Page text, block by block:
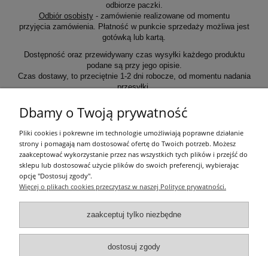
odbiorze paczki.
Odbiór osobisty- zamówienie realizowane od momentu
przyjęcia zamówienia. Płatność w punkcie sprzedaży możliwa jest
gotówką lub kartą.
Dostępność oraz przewidywany czas wysyłki każdego produktu
podane są przy jego opisie.
Czas dostawy, to przeciętnie 1-2 dni robocze, od momentu nadania
przesyłki.
Informacje ogólne
Zakupy
Moje konto
Pozostałe
Łatwy dojazd z Sopotu, Gdańska i Gdyni - przekonaj się i kup również na
Dbamy o Twoją prywatność
Pliki cookies i pokrewne im technologie umożliwiają poprawne działanie
strony i pomagają nam dostosować ofertę do Twoich potrzeb. Możesz
zaakceptować wykorzystanie przez nas wszystkich tych plików i przejść do
sklepu lub dostosować użycie plików do swoich preferencji, wybierając
opcję "Dostosuj zgody".
Więcej o plikach cookies przeczytasz w naszej Polityce prywatności.
zaakceptuj tylko niezbędne
dostosuj zgody